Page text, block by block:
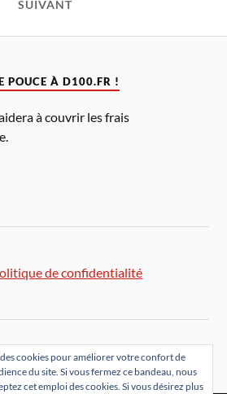
SUIVANT
POUCE À D100.FR !
à couvrir les frais
de confidentialité
cookies pour améliorer votre confort de
du site. Si vous fermez ce bandeau, nous
cet emploi des cookies. Si vous désirez plus